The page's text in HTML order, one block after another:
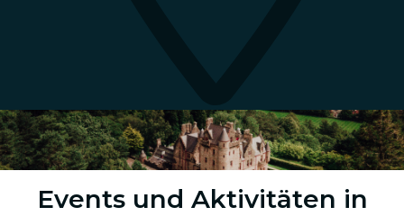
Events und Aktivitäten in